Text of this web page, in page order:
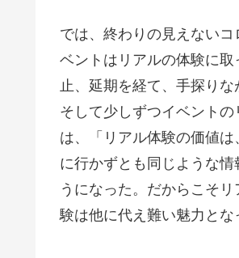
では、終わりの見えない
ベントはリアルの体験に
止、延期を経て、手探りな
そして少しずつイベント
は、「リアル体験の価値
に行かずとも同じような
うになった。だからこそ
験は他に代え難い魅力とな